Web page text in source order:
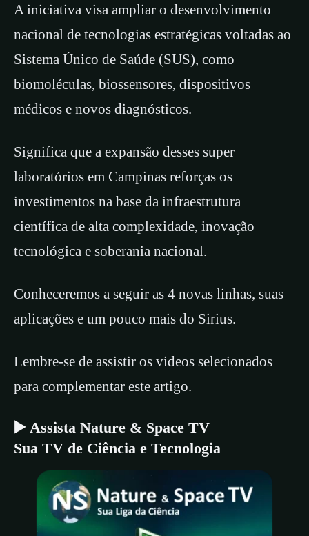
A iniciativa visa ampliar o desenvolvimento
nacional de tecnologias estratégicas voltadas ao
Sistema Único de Saúde (SUS), como
biomoléculas, biossensores, dispositivos
médicos e novos diagnósticos.
Significa que a expansão desses super
laboratórios em Campinas reforças os
investimentos na base da infraestrutura
científica de alta complexidade, inovação
tecnológica e soberania nacional.
Conheceremos a seguir as 4 novas linhas, suas
aplicações e um pouco mais do Sirius.
Lembre-se de assistir os videos selecionados
para complementar este artigo.
▶️ Assista Nature & Space TV
Sua TV de Ciência e Tecnologia